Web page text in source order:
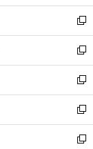
ウ
で
開
く
ン
ド
ウ
で
開
く
新
し
い
ウ
ィ
ン
ド
ウ
で
新
し
い
ウ
ィ
ン
ド
新
し
い
ウ
ィ
新
し
い
新